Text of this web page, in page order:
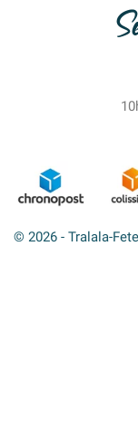
© 2026 - Tralala-